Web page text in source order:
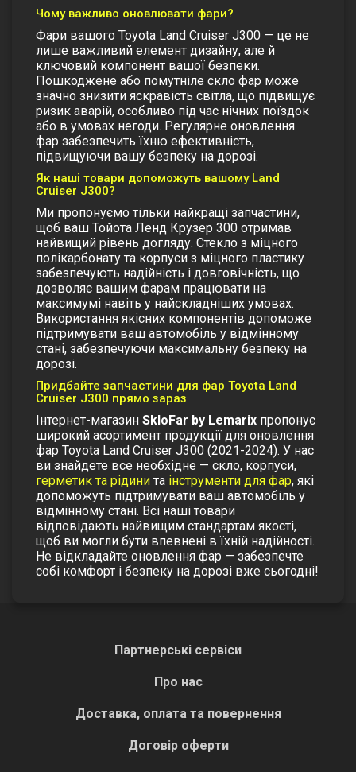
Чому важливо оновлювати фари?
Фари вашого Toyota Land Cruiser J300 — це не
лише важливий елемент дизайну, але й
ключовий компонент вашої безпеки.
Пошкоджене або помутніле скло фар може
значно знизити яскравість світла, що підвищує
ризик аварій, особливо під час нічних поїздок
або в умовах негоди. Регулярне оновлення
фар забезпечить їхню ефективність,
підвищуючи вашу безпеку на дорозі.
Як наші товари допоможуть вашому Land
Cruiser J300?
Ми пропонуємо тільки найкращі запчастини,
щоб ваш Тойота Ленд Крузер 300 отримав
найвищий рівень догляду. Стекло з міцного
полікарбонату та корпуси з міцного пластику
забезпечують надійність і довговічність, що
дозволяє вашим фарам працювати на
максимумі навіть у найскладніших умовах.
Використання якісних компонентів допоможе
підтримувати ваш автомобіль у відмінному
стані, забезпечуючи максимальну безпеку на
дорозі.
Придбайте запчастини для фар Toyota Land
Cruiser J300 прямо зараз
Інтернет-магазин SkloFar by Lemarix пропонує
широкий асортимент продукції для оновлення
фар Toyota Land Cruiser J300 (2021-2024). У нас
ви знайдете все необхідне — скло, корпуси,
герметик та рідини та інструменти для фар, які
допоможуть підтримувати ваш автомобіль у
відмінному стані. Всі наші товари
відповідають найвищим стандартам якості,
щоб ви могли бути впевнені в їхній надійності.
Не відкладайте оновлення фар — забезпечте
собі комфорт і безпеку на дорозі вже сьогодні!
Партнерські сервіси
Про нас
Доставка, оплата та повернення
Договір оферти